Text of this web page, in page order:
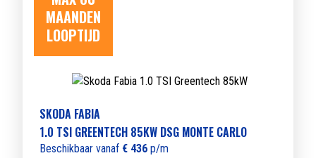
MAANDEN
LOOPTIJD
SKODA FABIA
1.0 TSI GREENTECH 85KW DSG MONTE CARLO
Beschikbaar vanaf € 436 p/m